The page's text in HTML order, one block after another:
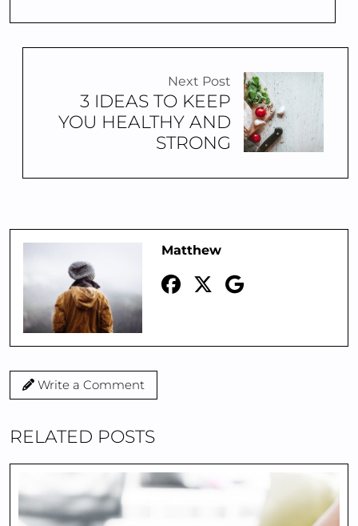
Next Post
3 IDEAS TO KEEP
YOU HEALTHY AND
STRONG
Matthew
Write a Comment
RELATED POSTS